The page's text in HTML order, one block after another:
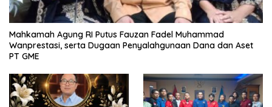
Mahkamah Agung RI Putus Fauzan Fadel Muhammad
Wanprestasi, serta Dugaan Penyalahgunaan Dana dan Aset
PT GME